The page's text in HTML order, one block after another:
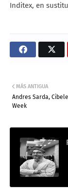
Inditex, en
MÁS ANTIGUA
Andres Sarda,
Week